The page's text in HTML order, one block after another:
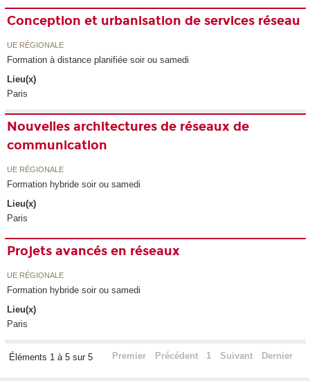
Conception et urbanisation de services réseau
UE RÉGIONALE
Formation à distance planifiée soir ou samedi
Lieu(x)
Paris
Nouvelles architectures de réseaux de
communication
UE RÉGIONALE
Formation hybride soir ou samedi
Lieu(x)
Paris
Projets avancés en réseaux
UE RÉGIONALE
Formation hybride soir ou samedi
Lieu(x)
Paris
Éléments 1 à 5 sur 5 Premier Précédent 1 Suivant Dernier